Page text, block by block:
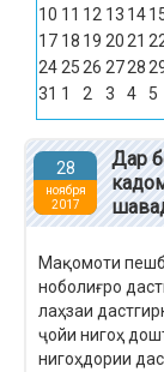
10 11 12 13 14
17 18 19 2021
242526 2728
31 1 2 3 4 5
28
ноября
2017
Дар
Мақомоти
ноболиғро
лаҳзаи
ҷойи нигоҳ
нигоҳдории